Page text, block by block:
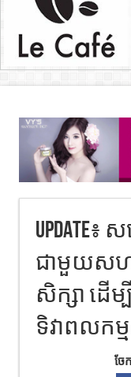
Update
ជាមួយសហ
សិក្សា ដើ
ទិវាពលកម្
ចែ